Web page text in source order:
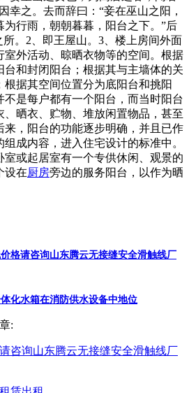
幸之。去而辞曰：“妾在巫山之阳，
行雨，朝朝暮暮，阳台之下。”后
。2、即王屋山。3、楼上房间外面
室外活动、晾晒衣物等的空间。根据
和封闭阳台；根据其与主墙体的关
据其空间位置分为底阳台和挑阳
不是每户都有一个阳台，而当时阳台
、晒衣、贮物、堆放闲置物品，甚至
来，阳台的功能逐步明确，并且已作
成内容，进入住宅设计的标准中。
或起居室有一个专供休闲、观景的
设在厨房旁边的服务阳台，以作为晒
格请咨询山东腾云无接缝安全滑触线厂
化水箱在消防供水设备中地位
:
咨询山东腾云无接缝安全滑触线厂